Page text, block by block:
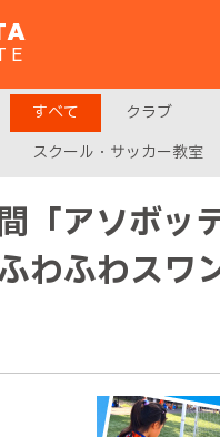
すべて クラブ
スクール・サッカー教室
「アソボッ
わふわスワ